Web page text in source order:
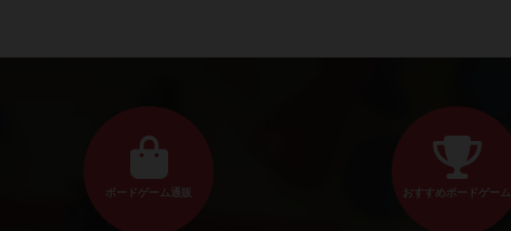
ボードゲーム通販 おすすめボードゲーム